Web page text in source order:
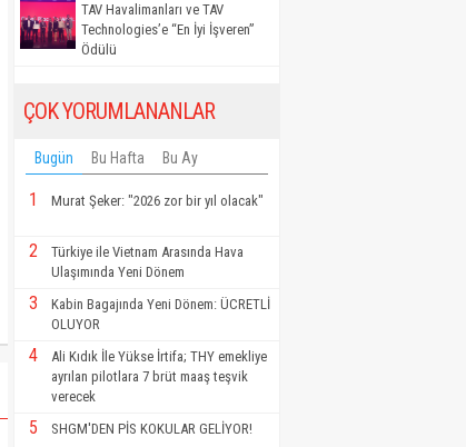
TAV Havalimanları ve TAV
Technologies’e “En İyi İşveren”
Ödülü
ÇOK YORUMLANANLAR
Bugün Bu Hafta Bu Ay
1 Murat Şeker: "2026 zor bir yıl olacak"
2
Türkiye ile Vietnam Arasında Hava
Ulaşımında Yeni Dönem
3
Kabin Bagajında Yeni Dönem: ÜCRETLİ
OLUYOR
4
Ali Kıdık İle Yükse İrtifa; THY emekliye
ayrılan pilotlara 7 brüt maaş teşvik
verecek
5 SHGM'DEN PİS KOKULAR GELİYOR!